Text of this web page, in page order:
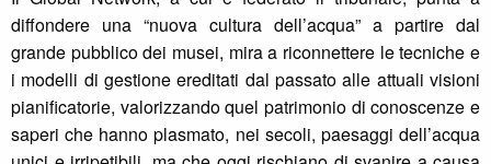
diffondere una “nuova cultura dell’acqua” a partire dal
grande pubblico dei musei, mira a riconnettere le tecniche e
i modelli di gestione ereditati dal passato alle attuali visioni
pianificatorie, valorizzando quel patrimonio di conoscenze e
saperi che hanno plasmato, nei secoli, paesaggi dell’acqua